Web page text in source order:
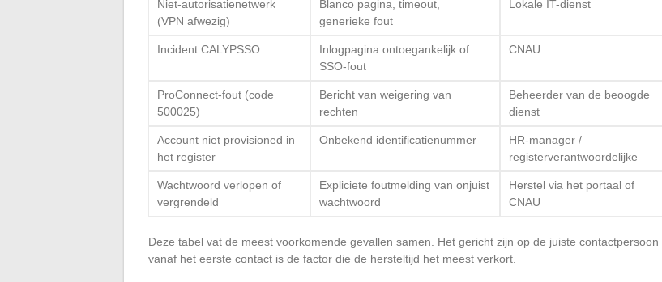
Niet-autorisatienetwerk
(VPN afwezig)
Blanco pagina, timeout,
generieke fout
Lokale IT-dienst
Incident CALYPSSO
Inlogpagina ontoegankelijk of
SSO-fout
CNAU
ProConnect-fout (code
500025)
Bericht van weigering van
rechten
Beheerder van de beoogde
dienst
Account niet provisioned in
het register
Onbekend identificatienummer
HR-manager /
registerverantwoordelijke
Wachtwoord verlopen of
vergrendeld
Expliciete foutmelding van onjuist
wachtwoord
Herstel via het portaal of
CNAU
Deze tabel vat de meest voorkomende gevallen samen. Het gericht zijn op de juiste contactpersoon
vanaf het eerste contact is de factor die de hersteltijd het meest verkort.